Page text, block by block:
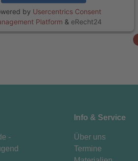
by Usercentrics Consent
Platform & eRecht24
-
Info & Service
Über uns
Termine